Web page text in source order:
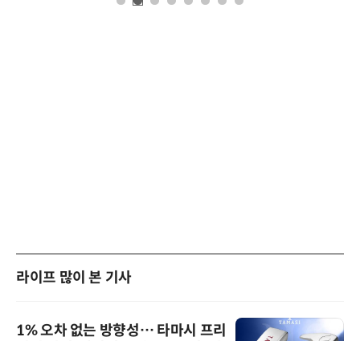
라이프 많이 본 기사
1% 오차 없는 방향성… 타마시 프리